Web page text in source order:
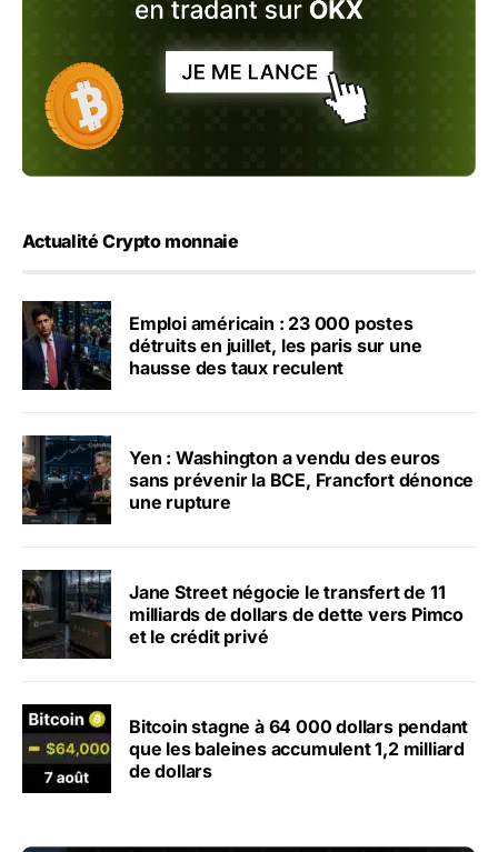
Actualité Crypto monnaie
Emploi américain : 23 000 postes
détruits en juillet, les paris sur une
hausse des taux reculent
Yen : Washington a vendu des euros
sans prévenir la BCE, Francfort dénonce
une rupture
Jane Street négocie le transfert de 11
milliards de dollars de dette vers Pimco
et le crédit privé
Bitcoin stagne à 64 000 dollars pendant
que les baleines accumulent 1,2 milliard
de dollars